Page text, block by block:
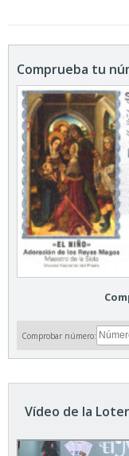
Comprueba tu
Comprobar número:
Vídeo de la